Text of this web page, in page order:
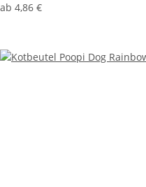
ab 4,86 €